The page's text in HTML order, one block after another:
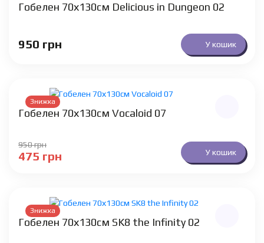
Гобелен 70х130см Delicious in Dungeon 02
950 грн У кошик
Знижка
Гобелен 70х130см Vocaloid 07
950грн
475 грн У кошик
Знижка
Гобелен 70х130см SK8 the Infinity 02